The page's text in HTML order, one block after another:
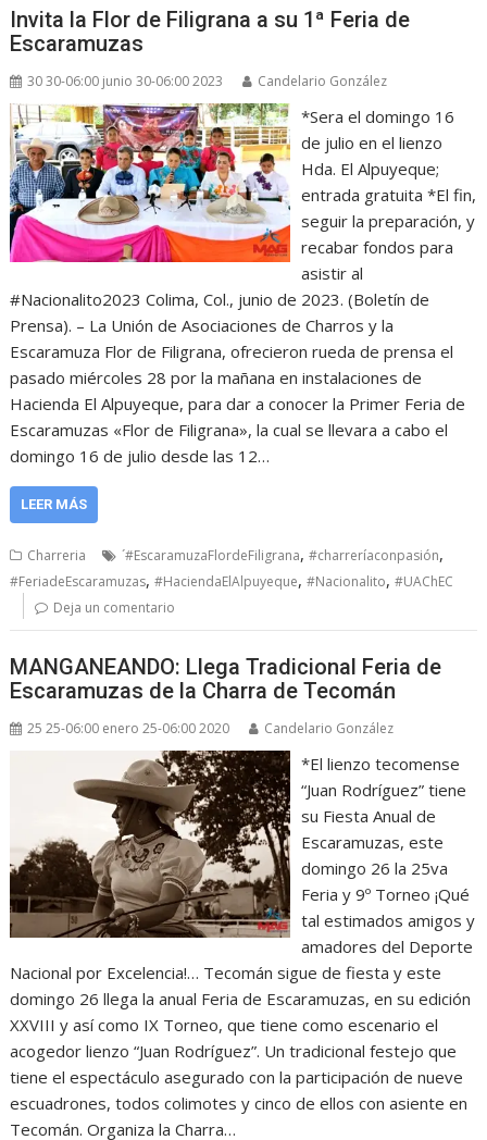
Invita la Flor de Filigrana a su 1ª Feria de
Escaramuzas
30 30-06:00 junio 30-06:00 2023 Candelario González
*Sera el domingo 16
de julio en el lienzo
Hda. El Alpuyeque;
entrada gratuita *El fin,
seguir la preparación, y
recabar fondos para
asistir al
#Nacionalito2023 Colima, Col., junio de 2023. (Boletín de
Prensa). – La Unión de Asociaciones de Charros y la
Escaramuza Flor de Filigrana, ofrecieron rueda de prensa el
pasado miércoles 28 por la mañana en instalaciones de
Hacienda El Alpuyeque, para dar a conocer la Primer Feria de
Escaramuzas «Flor de Filigrana», la cual se llevara a cabo el
domingo 16 de julio desde las 12…
LEER MÁS
Charreria ´#EscaramuzaFlordeFiligrana,#charreríaconpasión,
#FeriadeEscaramuzas,#HaciendaElAlpuyeque,#Nacionalito,#UAChEC
Deja un comentario
MANGANEANDO: Llega Tradicional Feria de
Escaramuzas de la Charra de Tecomán
25 25-06:00 enero 25-06:00 2020 Candelario González
*El lienzo tecomense
“Juan Rodríguez” tiene
su Fiesta Anual de
Escaramuzas, este
domingo 26 la 25va
Feria y 9º Torneo ¡Qué
tal estimados amigos y
amadores del Deporte
Nacional por Excelencia!… Tecomán sigue de fiesta y este
domingo 26 llega la anual Feria de Escaramuzas, en su edición
XXVIII y así como IX Torneo, que tiene como escenario el
acogedor lienzo “Juan Rodríguez”. Un tradicional festejo que
tiene el espectáculo asegurado con la participación de nueve
escuadrones, todos colimotes y cinco de ellos con asiente en
Tecomán. Organiza la Charra…